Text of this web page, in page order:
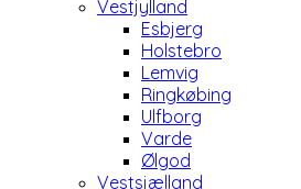
Vestjylland
Esbjerg
Holstebro
Lemvig
Ringkøbing
Ulfborg
Varde
Ølgod
Vestsjælland